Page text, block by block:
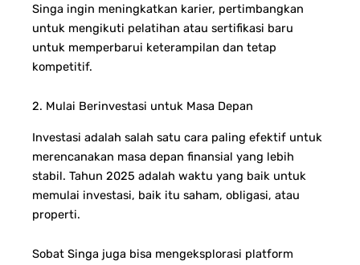
Singa ingin meningkatkan karier, pertimbangkan
untuk mengikuti pelatihan atau sertifikasi baru
untuk memperbarui keterampilan dan tetap
kompetitif.
2. Mulai Berinvestasi untuk Masa Depan
Investasi adalah salah satu cara paling efektif untuk
merencanakan masa depan finansial yang lebih
stabil. Tahun 2025 adalah waktu yang baik untuk
memulai investasi, baik itu saham, obligasi, atau
properti.
Sobat Singa juga bisa mengeksplorasi platform